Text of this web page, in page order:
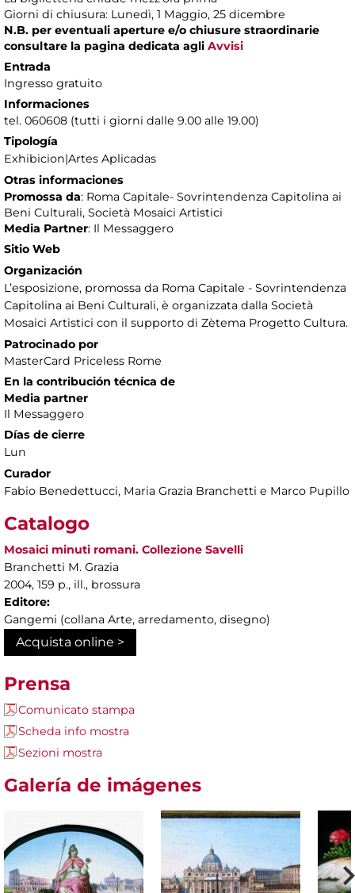
Giorni di chiusura: Lunedì, 1 Maggio, 25 dicembre
N.B. per eventuali aperture e/o chiusure straordinarie
consultare la pagina dedicata agli Avvisi
Entrada
Ingresso gratuito
Informaciones
tel. 060608 (tutti i giorni dalle 9.00 alle 19.00)
Tipología
Exhibicion|Artes Aplicadas
Otras informaciones
Promossa da: Roma Capitale- Sovrintendenza Capitolina ai
Beni Culturali, Società Mosaici Artistici
Media Partner: Il Messaggero
Sitio Web
Organización
L’esposizione, promossa da Roma Capitale - Sovrintendenza
Capitolina ai Beni Culturali, è organizzata dalla Società
Mosaici Artistici con il supporto di Zètema Progetto Cultura.
Patrocinado por
MasterCard Priceless Rome
En la contribución técnica de
Media partner
Il Messaggero
Días de cierre
Lun
Curador
Fabio Benedettucci, Maria Grazia Branchetti e Marco Pupillo
Catalogo
Mosaici minuti romani. Collezione Savelli
Branchetti M. Grazia
2004, 159 p., ill., brossura
Editore:
Gangemi (collana Arte, arredamento, disegno)
Acquista online >
Prensa
Comunicato stampa
Scheda info mostra
Sezioni mostra
Galería de imágenes